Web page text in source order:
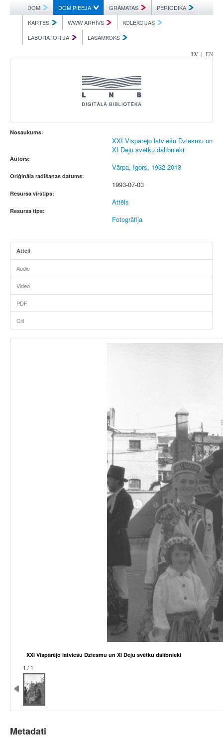
DOM DOM PIEEJA GRĀMATAS
PERIODIKA
KARTES
WWW ARHĪVS
KOLEKCIJAS
LABORATORIJA
LASĀMKOKS
LV | EN
Nosaukums:
XXI Vispārējo latviešu Dziesmu un
XI Deju svētku dalībnieki
Autors:
Vārpa, Igors, 1932-2013
Oriģināla radīšanas datums:
1993-07-03
Resursa virstips:
Attēls
Resursa tips:
Fotogrāfija
Attēli
Audio
Video
PDF
Citi
XXI Vispārējo latviešu Dziesmu un XI Deju svētku dalībnieki
1 / 1
Metadati